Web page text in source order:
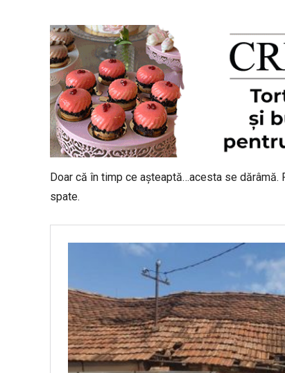
Doar că în timp ce așteaptă…acesta se
spate.